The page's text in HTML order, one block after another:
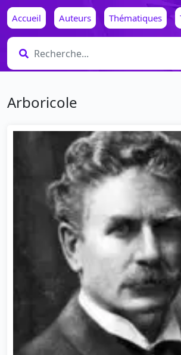
Accueil Auteurs Thématiques
Arboricole